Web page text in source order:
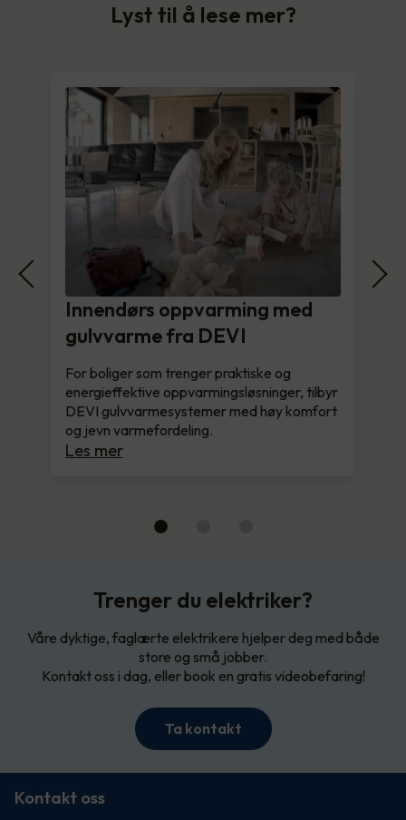
Lyst til å lese mer?
Innendørs oppvarming med
gulvvarme fra DEVI
For boliger som trenger praktiske og
energieffektive oppvarmingsløsninger, tilbyr
DEVI gulvvarmesystemer med høy komfort
og jevn varmefordeling.
Les mer
Trenger du elektriker?
Våre dyktige, faglærte elektrikere hjelper deg med både
store og små jobber.
Kontakt oss i dag, eller book en gratis videobefaring!
Ta kontakt
Kontakt oss